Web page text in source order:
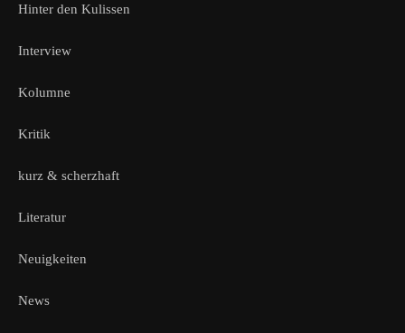
Hinter den Kulissen
Interview
Kolumne
Kritik
kurz & scherzhaft
Literatur
Neuigkeiten
News